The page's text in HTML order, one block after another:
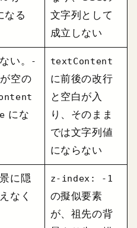
なる
文字列として
成立しない
い。
-
が空の
にな
textContent
に前後の改行
と空白が入
り、そのまま
では文字列値
にならない
に隠
なく
z-index: -1
の擬似要素
が、祖先の背